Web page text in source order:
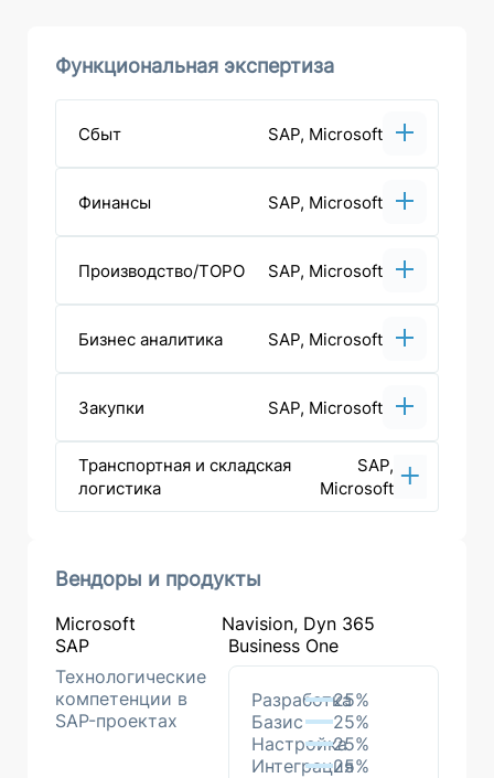
Функциональная экспертиза
Сбыт SAP, Microsoft
Финансы SAP, Microsoft
Производство/ТОРО SAP, Microsoft
Бизнес аналитика SAP, Microsoft
Закупки SAP, Microsoft
Транспортная и складская
логистика
SAP,
Microsoft
Вендоры и продукты
Microsoft
Navision, Dyn 365
SAP
Business One
Технологические
компетенции в
SAP-проектах
Разработка25%
Базис
25%
Настройка25%
Интеграция
25%